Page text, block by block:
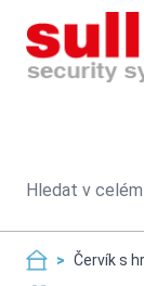
Skip to Content
Search
> Červík s